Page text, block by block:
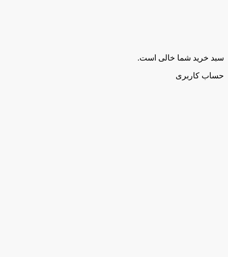
سبد خرید شما خالی است.
حساب کاربری